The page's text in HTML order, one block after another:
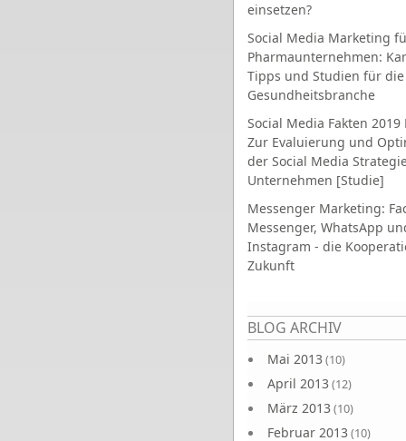
einsetzen?
Social Media Marketing
Pharmaunternehmen:
Tipps und Studien für die
Gesundheitsbranche
Social Media Fakten 2019
Zur Evaluierung und
der Social Media
Unternehmen [Studie]
Messenger Marketing:
Messenger, WhatsApp
Instagram - die
Zukunft
BLOG ARCHIV
Mai 2013 (10)
April 2013 (12)
März 2013 (10)
Februar 2013 (10)
Seiten